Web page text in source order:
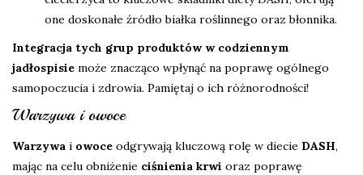
one doskonałe źródło białka roślinnego oraz błonnika.
Integracja tych grup produktów w codziennym
jadłospisie może znacząco wpłynąć na poprawę ogólnego
samopoczucia i zdrowia. Pamiętaj o ich różnorodności!
Warzywa i owoce
Warzywa i owoce odgrywają kluczową rolę w diecie DASH,
mając na celu obniżenie ciśnienia krwi oraz poprawę